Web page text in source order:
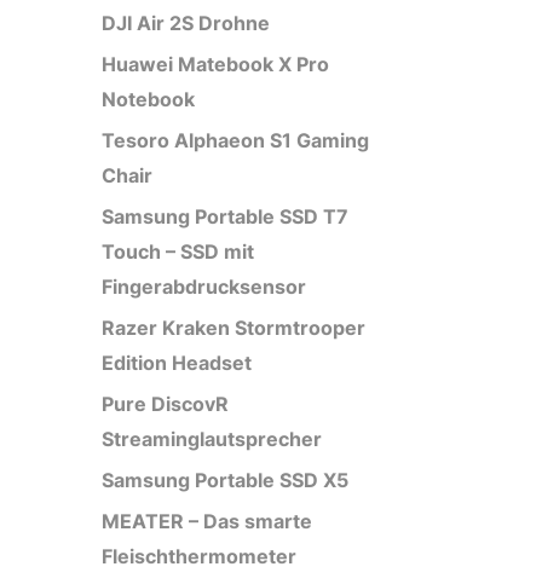
DJI Air 2S Drohne
Huawei Matebook X Pro
Notebook
Tesoro Alphaeon S1 Gaming
Chair
Samsung Portable SSD T7
Touch – SSD mit
Fingerabdrucksensor
Razer Kraken Stormtrooper
Edition Headset
Pure DiscovR
Streaminglautsprecher
Samsung Portable SSD X5
MEATER – Das smarte
Fleischthermometer